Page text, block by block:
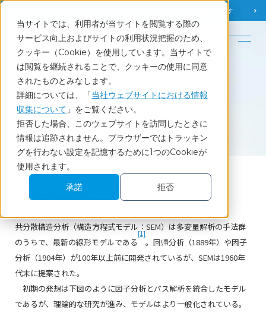
当サイトでは、利用者が当サイトを閲覧する際の
サービス向上およびサイトの利用状況把握のため、
クッキー（Cookie）を使用しています。当サイトで
は閲覧を継続されることで、クッキーの使用に同意
されたものとみなします。
詳細については、「当社ウェブサイトにおける情報
収集について 」をご覧ください。
拒否した場合、このウェブサイトを訪問したときに
情報は追跡されません。ブラウザーではトラッキン
グを行わない設定を記憶するために1つのCookieが
使用されます。
承諾
拒否
お役立ち情報を探す
English
ホーム 調査・統計用語集 共分散構造分析
Glossary
調査・統計用語集
共分散構造分析
共分散構造分析（構造方程式モデル：SEM）は多変量解析の手法群
のうちで、最新の線形モデルである
[1]
。回帰分析（1889年）や因子
分析（1904年）が100年以上前に開発されているが、SEMは1960年
代末に提案された。
初期の発想は下図のように因子分析とパス解析を統合したモデル
であるが、理論的な研究が進み、モデルはより一般化されている。